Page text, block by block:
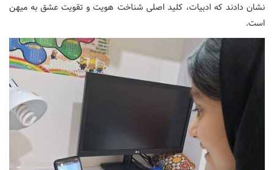
نشان دادند که ادبیات، کلید اصلی شناخت هویت و تقویت عشق به میهن
است.